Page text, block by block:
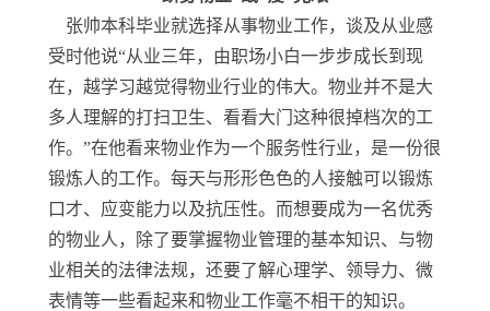
张帅本科毕业就选择从事物业工作，谈及从业感
受时他说“从业三年，由职场小白一步步成长到现
在，越学习越觉得物业行业的伟大。物业并不是大
多人理解的打扫卫生、看看大门这种很掉档次的工
作。”在他看来物业作为一个服务性行业，是一份很
锻炼人的工作。每天与形形色色的人接触可以锻炼
口才、应变能力以及抗压性。而想要成为一名优秀
的物业人，除了要掌握物业管理的基本知识、与物
业相关的法律法规，还要了解心理学、领导力、微
表情等一些看起来和物业工作毫不相干的知识。